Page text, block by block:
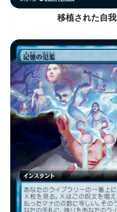
移植された自我